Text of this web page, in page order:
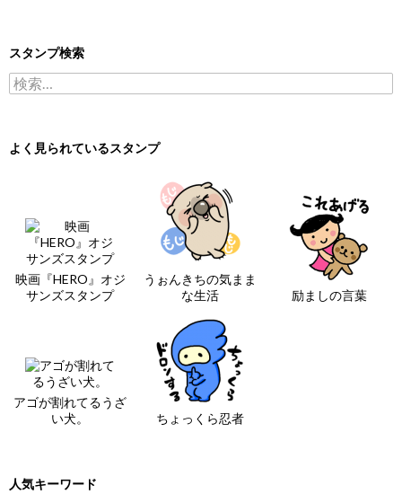
スタンプ検索
検索:
よく見られているスタンプ
映画『HERO』オジ
サンズスタンプ
うぉんきちの気まま
な生活
励ましの言葉
アゴが割れてるうざ
い犬。
ちょっくら忍者
人気キーワード